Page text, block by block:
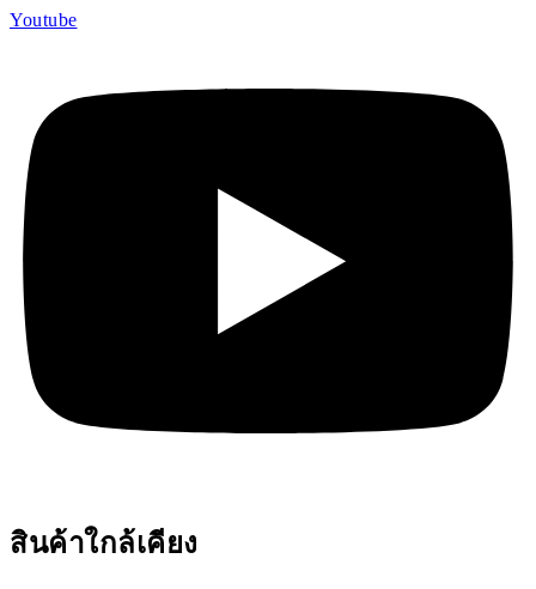
Youtube
สินค้าใกล้เคียง